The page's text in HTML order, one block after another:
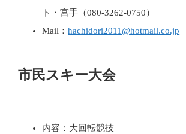
ト・宮手（080-3262-0750）
Mail：hachidori2011@hotmail.co.jp
市民スキー大会
内容：大回転競技